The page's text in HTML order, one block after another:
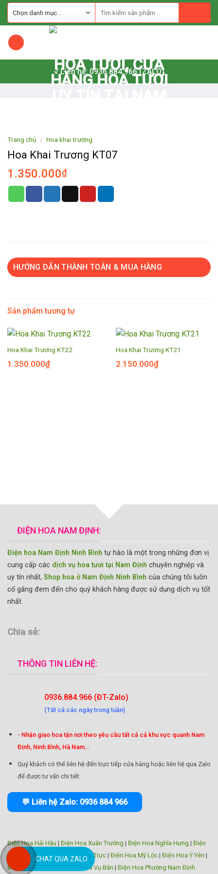
Skip
√ Liên hệ: 0936.884.966 (ZALO)
Trang chủ / Hoa khai trương
Hoa Khai Trương KT07
1.350.000₫
HƯỚNG DẪN THÀNH TOÁN & MUA HÀNG
Sản phẩm tương tự
Hoa Khai Trương KT22
1.350.000₫
Hoa Khai Trương KT21
2.150.000₫
ĐIỆN HOA NAM ĐỊNH:
Điện hoa Nam Định Ninh Bình tự hào là một trong những đơn vị
cung cấp các dịch vụ hoa tươi tại Nam Định chuyên nghiệp và
uy tín nhất, Shop hoa ở Nam Định Ninh Bình của chúng tôi luôn
cố gắng đem đến cho quý khách hàng được sử dụng dịch vụ tốt
nhất.
Chia sẻ:
THÔNG TIN LIÊN HỆ:
0936.884.966 (ĐT-Zalo)
(Tất cả các ngày trong tuần)
- Nhận giao hoa tận nơi theo yêu cầu tất cả cả khu vực quanh Nam
Định, Ninh Bình, Hà Nam...
Quý khách có thể liên hệ đến trực tiếp cửa hàng hoặc liên hệ qua Zalo
để được tư vấn chi tiết.
💬 Liên hệ Zalo: 0936 884 966
Điện Hoa Hải Hậu | Điện Hoa Xuân Trường | Điện Hoa Nghĩa Hưng | Điện
Hoa Trực Ninh|Điện Hoa Nam Trực | Điện Hoa Mỹ Lộc | Điện Hoa Ý Yên |
Điện Hoa Giao Thủy
Điện Hoa Vụ Bản | Điện Hoa Phường Nam Định
CHAT QUA ZALO